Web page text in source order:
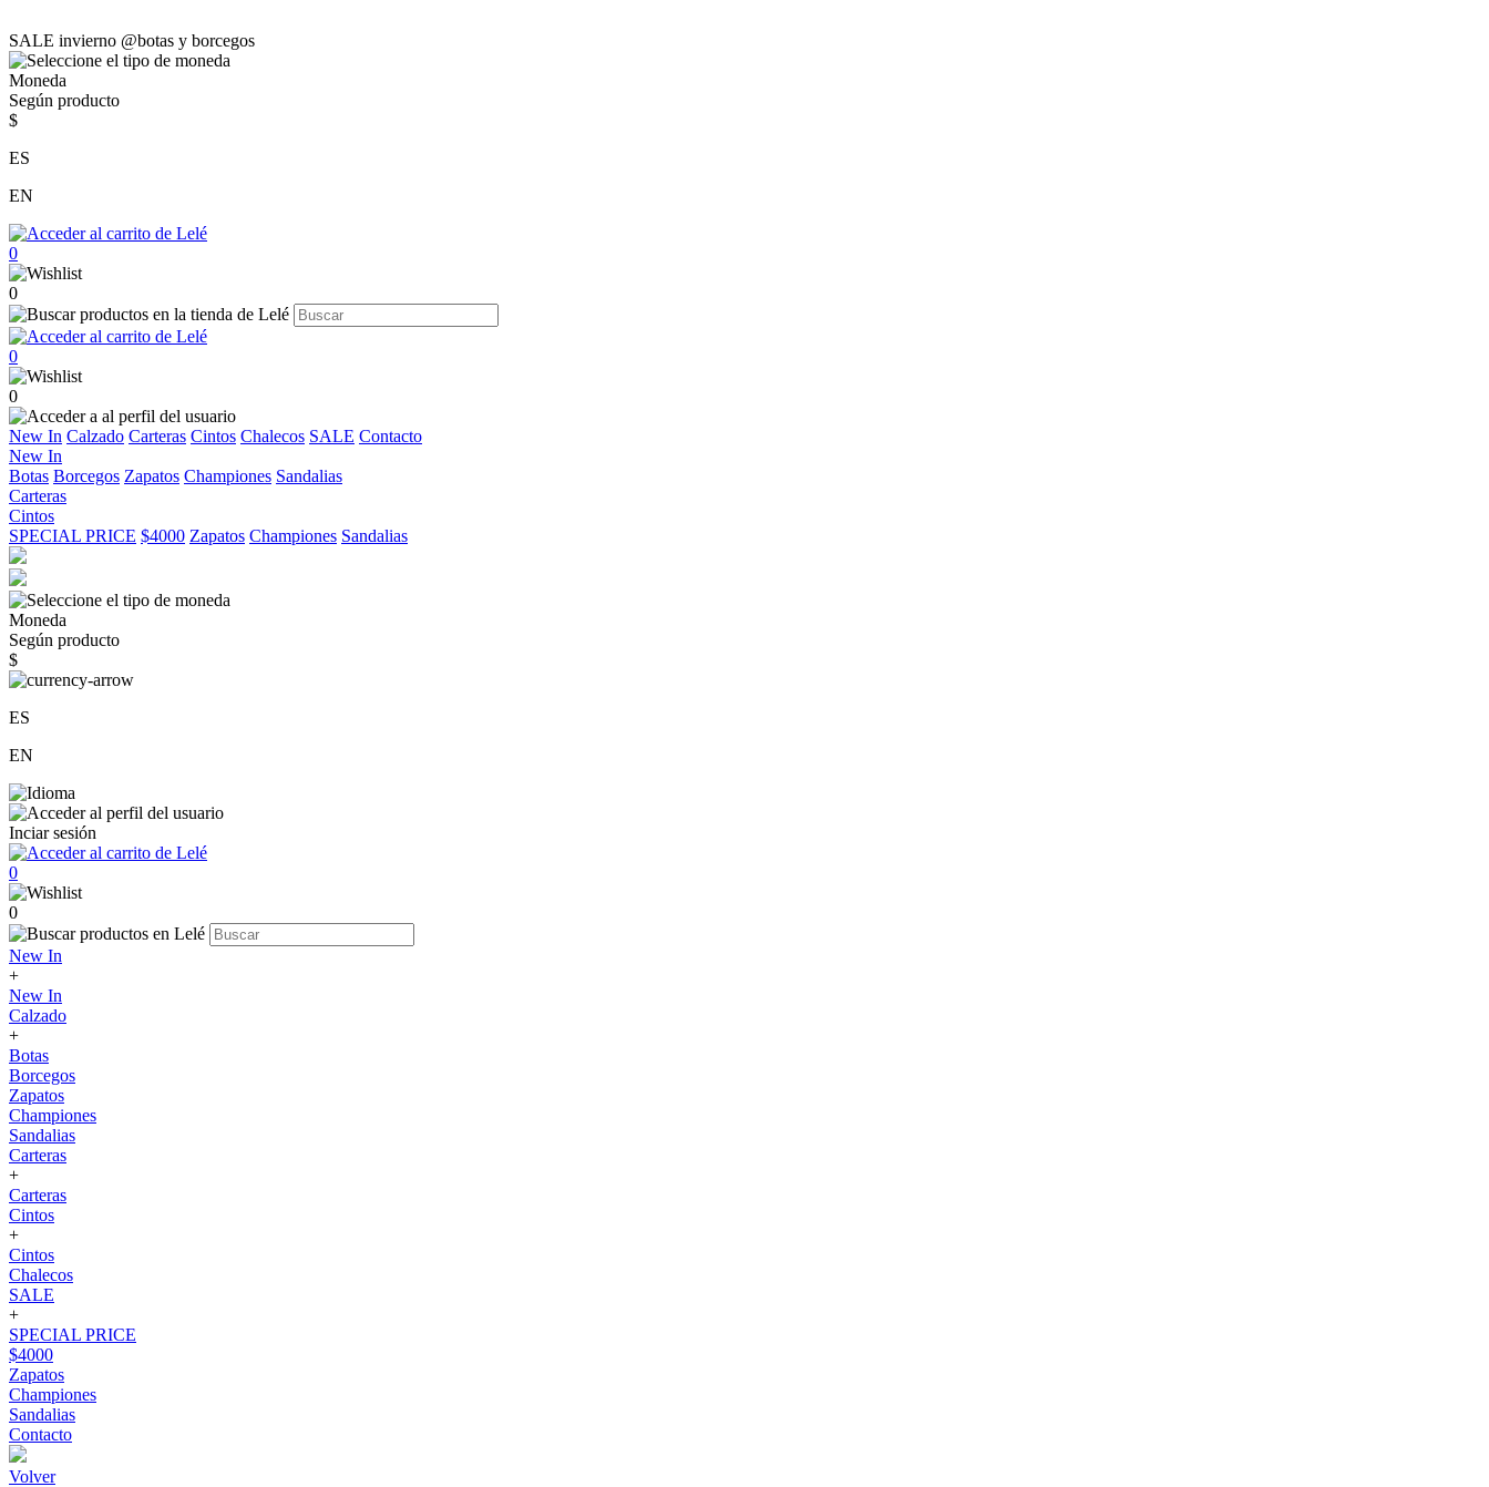
SALE invierno @botas y borcegos
Moneda
Según producto
$
ES
EN
0
0
0
0
New In Calzado Carteras Cintos Chalecos SALE Contacto
New In
Botas Borcegos Zapatos Championes Sandalias
Carteras
Cintos
SPECIAL PRICE $4000 Zapatos Championes Sandalias
Moneda
Según producto
$
ES
EN
Inciar sesión
0
0
New In
+
New In
Calzado
+
Botas
Borcegos
Zapatos
Championes
Sandalias
Carteras
+
Carteras
Cintos
+
Cintos
Chalecos
SALE
+
SPECIAL PRICE
$4000
Zapatos
Championes
Sandalias
Contacto
Volver